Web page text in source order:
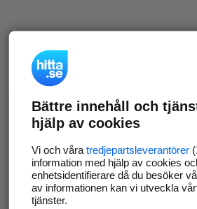
Bättre innehåll och
hjälp av cookies
Vi och våra tredjepartsleverantörer
information med hjälp av cookies
enhetsidentifierare då du besöker
av informationen kan vi utveckla
tjänster.